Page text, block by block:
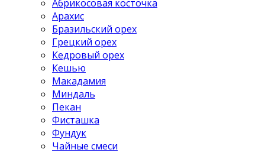
Абрикосовая косточка
Арахис
Бразильский орех
Грецкий орех
Кедровый орех
Кешью
Макадамия
Миндаль
Пекан
Фисташка
Фундук
Чайные смеси